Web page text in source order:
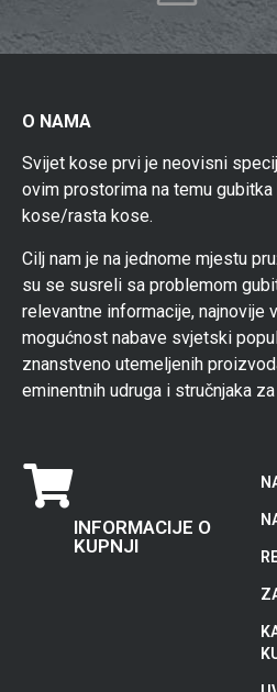
O NAMA
Svijet kose prvi je neovisni
ovim prostorima na temu
kose/rasta kose.
Cilj nam je na jednome mjestu
su se susreli sa problemom
relevantne informacije, najnovije
mogućnost nabave svjetski
znanstveno utemeljenih
eminentnih udruga i stručnjaka
INFORMACIJE O
KUPNJI